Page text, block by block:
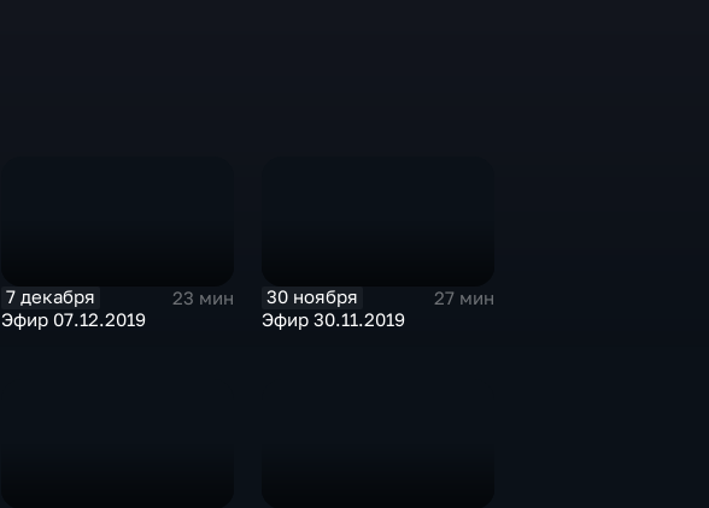
7 декабря
23 мин
Эфир 07.12.2019
30 ноября
27 мин
Эфир 30.11.2019